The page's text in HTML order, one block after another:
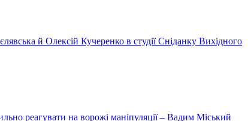
й Олексій Кучеренко в студії Сніданку Вихідного
реагувати на ворожі маніпуляції – Вадим Міський